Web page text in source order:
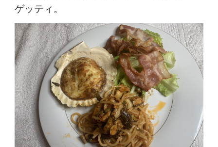
「心神の夢想２０２０」
フィリピンの問題点 フィリピンの歴史
フィリピン経済談義 ファッションを考える 漫画
未来２１００研究所他のアイデアマニラ男の手料理 総集編
https://globalclub.amebaownd.com/
ゲッティ。